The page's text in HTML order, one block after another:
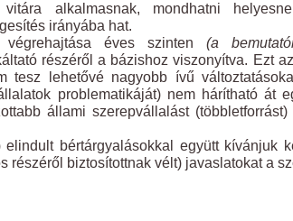
vitára alkalmasnak, mondhatni
irányába hat.
éves szinten (a
részéről a bázishoz viszonyítva. Ezt
tesz lehetővé nagyobb ívű
problematikáját) nem hárítható át
állami szerepvállalást
bértárgyalásokkal együtt kívánjuk
részéről biztosítottnak vélt) javaslatokat a